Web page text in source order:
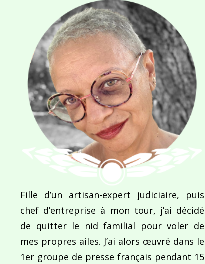
Navigation
l’article
PUBLIÉ DANS
La notte
Fille d’un artisan-expert judiciaire, puis
chef d’entreprise à mon tour, j’ai décidé
de quitter le nid familial pour voler de
mes propres ailes. J’ai alors œuvré dans le
1er groupe de presse français pendant 15